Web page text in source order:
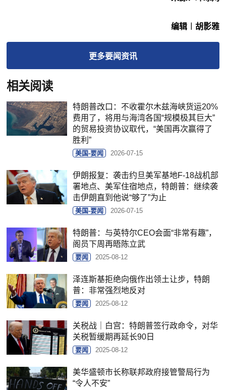
编辑︱胡影雅
更多要闻资讯
相关阅读
特朗普改口：不收霍尔木兹海峡货运20%
费用了，将用与海湾各国“规模极其巨大”
的贸易投资协议取代，“美国再次赢得了
胜利”
美国-要闻 2026-07-15
伊朗报复：袭击约旦美军基地F-18战机部
署地点、美军住宿地点，特朗普：继续袭
击伊朗直到他说“够了”为止
美国-要闻 2026-07-15
特朗普：与英特尔CEO会面“非常有趣”，
阁员下周再晤陈立武
要闻 2025-08-12
泽连斯基拒绝向俄作出领土让步，特朗
普：非常强烈地反对
要闻 2025-08-12
关税战｜白宫：特朗普签行政命令，对华
关税暂缓期再延长90日
要闻 2025-08-12
美华盛顿市长称联邦政府接管警局行为
“令人不安”